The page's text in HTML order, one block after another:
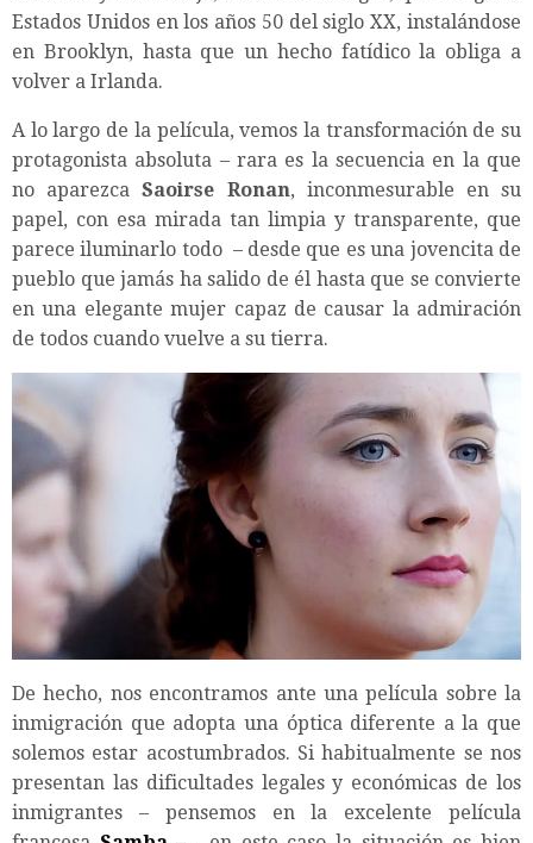
Estados Unidos en los años 50 del siglo XX, instalándose
en Brooklyn, hasta que un hecho fatídico la obliga a
volver a Irlanda.
A lo largo de la película, vemos la transformación de su
protagonista absoluta – rara es la secuencia en la que
no aparezcaSaoirse Ronan, inconmesurable en su
papel, con esa mirada tan limpia y transparente, que
parece iluminarlo todo – desde que es una jovencita de
pueblo que jamás ha salido de él hasta que se convierte
en una elegante mujer capaz de causar la admiración
de todos cuando vuelve a su tierra.
De hecho, nos encontramos ante una película sobre la
inmigración que adopta una óptica diferente a la que
solemos estar acostumbrados. Si habitualmente se nos
presentan las dificultades legales y económicas de los
inmigrantes – pensemos en la excelente película